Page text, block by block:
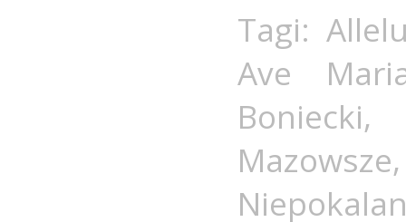
Tagi:
Ave
Boniecki
Mazowsze